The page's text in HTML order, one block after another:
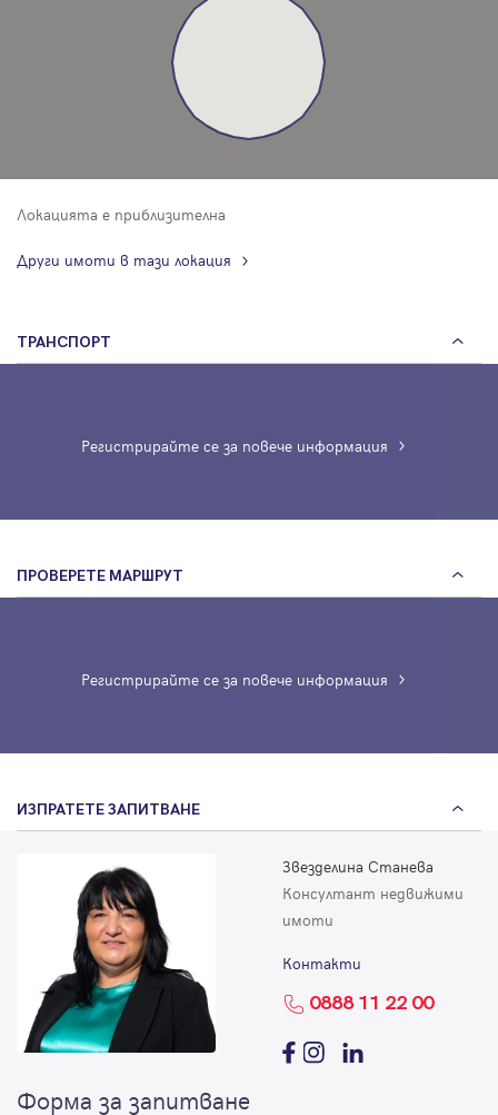
Локацията е приблизителна
Други имоти в тази локация
ТРАНСПОРТ
Регистрирайте се за повече информация
ПРОВЕРЕТЕ МАРШРУТ
Регистрирайте се за повече информация
ИЗПРАТЕТЕ ЗАПИТВАНЕ
Звезделина Станева
Консултант недвижими
имоти
Контакти
0888 11 22 00
Форма за запитване